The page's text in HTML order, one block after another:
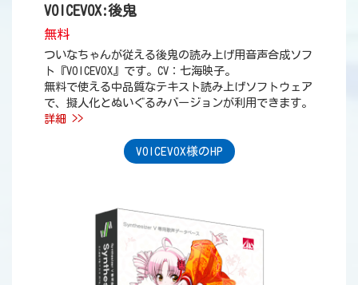
VOICEVOX:後鬼
無料
ついなちゃんが従える後鬼の読み上げ用音声合成ソフ
ト『VOICEVOX』です。CV：七海映子。
無料で使える中品質なテキスト読み上げソフトウェア
で、擬人化とぬいぐるみバージョンが利用できます。
詳細 >>
VOICEVOX様のHP